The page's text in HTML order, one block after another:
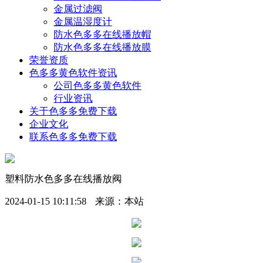
金属过滤阀
金属温湿度计
防水色多多在线播放帽
防水色多多在线播放膜
荣誉资质
色多多黄色软件资讯
公司色多多黄色软件
行业资讯
关于色多多免费下载
企业文化
联系色多多免费下载
塑料防水色多多在线播放阀
2024-01-15 10:11:58 来源：本站